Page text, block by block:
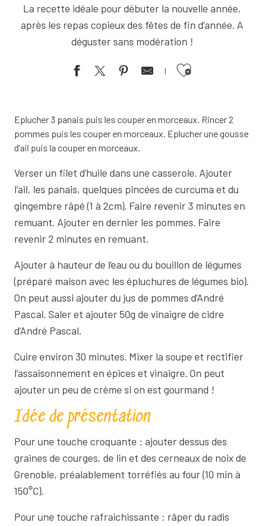
La recette idéale pour débuter la nouvelle année,
après les repas copieux des fêtes de fin d’année. A
déguster sans modération !
Ajouter aux favoris
Eplucher 3 panais puis les couper en morceaux. Rincer 2
pommes puis les couper en morceaux. Eplucher une gousse
d’ail puis la couper en morceaux.
Verser un filet d’huile dans une casserole. Ajouter
l’ail, les panais, quelques pincées de curcuma et du
gingembre râpé (1 à 2cm). Faire revenir 3 minutes en
remuant. Ajouter en dernier les pommes. Faire
revenir 2 minutes en remuant.
Ajouter à hauteur de l’eau ou du bouillon de légumes
(préparé maison avec les épluchures de légumes bio).
On peut aussi ajouter du jus de pommes d’André
Pascal. Saler et ajouter 50g de vinaigre de cidre
d’André Pascal.
Cuire environ 30 minutes. Mixer la soupe et rectifier
l’assaisonnement en épices et vinaigre. On peut
ajouter un peu de crème si on est gourmand !
Idée de présentation
Pour une touche croquante : ajouter dessus des
graines de courges, de lin et des cerneaux de noix de
Grenoble, préalablement torréfiés au four (10 min à
150°C).
Pour une touche rafraichissante : râper du radis